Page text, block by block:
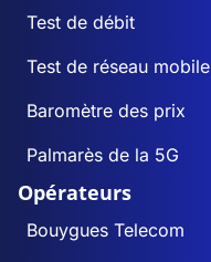
Test de débit
Test de réseau mobile
Baromètre des prix
Palmarès de la 5G
Opérateurs
Bouygues Telecom